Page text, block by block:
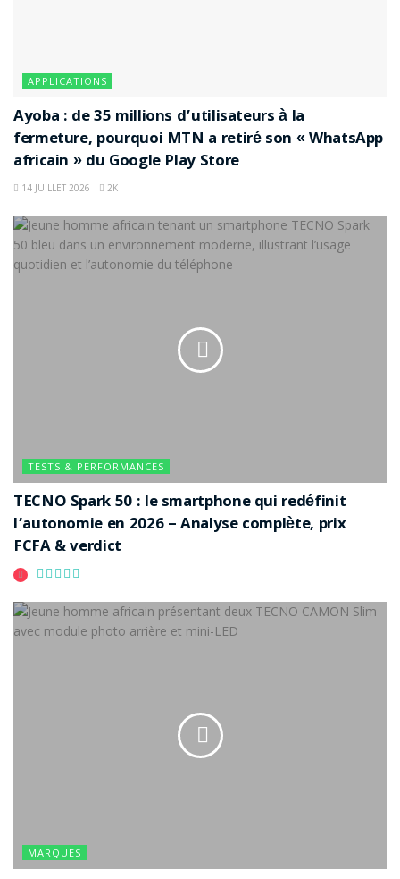
APPLICATIONS
Ayoba : de 35 millions d’utilisateurs à la
fermeture, pourquoi MTN a retiré son « WhatsApp
africain » du Google Play Store
14 JUILLET 2026 2K
TESTS & PERFORMANCES
TECNO Spark 50 : le smartphone qui redéfinit
l’autonomie en 2026 – Analyse complète, prix
FCFA & verdict
MARQUES